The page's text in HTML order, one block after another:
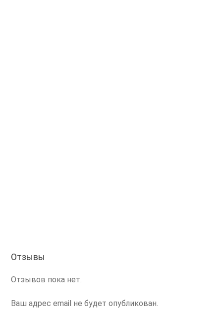
Отзывы
Отзывов пока нет.
Ваш адрес email не будет опубликован.